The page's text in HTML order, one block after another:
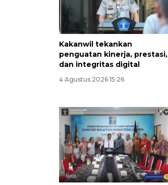
Kakanwil tekankan
penguatan kinerja, prestasi,
dan integritas digital
4 Agustus 2026 15:26